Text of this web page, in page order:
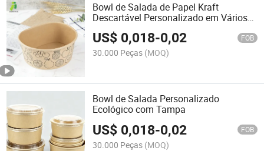
Bowl de Salada de Papel Kraft
Descartável Personalizado em Vários
Tamanhos
US$ 0,018-0,02 FOB
30.000 Peças (MOQ)
Bowl de Salada Personalizado
Ecológico com Tampa
US$ 0,018-0,02 FOB
30.000 Peças (MOQ)